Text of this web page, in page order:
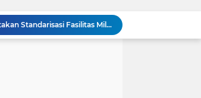
Kasdam I/BB Dampingi Menhan Sjafrie Petakan Standarisasi Fasilitas Militer Yonif TP 902/SPG
Penuh Tawa dan Haru, Keluarga Besar Kodim 0204/DS Antar Tugas Letkol Agung Pujiantoro Lewat Senam dan Lomba Persit